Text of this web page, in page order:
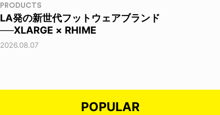
PRODUCTS
LA発の新世代フットウェアブランド
──XLARGE × RHIME
2026.08.07
POPULAR